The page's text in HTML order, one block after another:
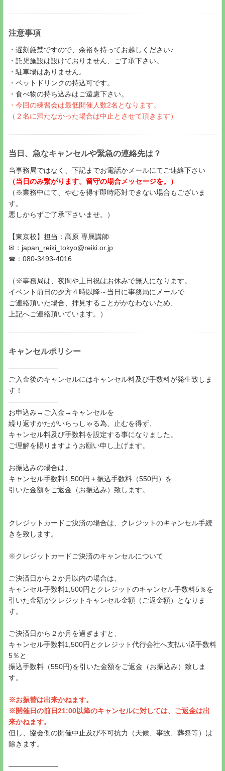
注意事項
・遅刻厳禁ですので、余裕を持ってお越しください♪
・託児施設は設けておりません、ご了承下さい。
・駐車場はありません。
・ペットドリンクの持込可です。
・食べ物の持ち込みはご遠慮下さい。
・今回の練習会は最低開催人数2名となります。
（２名に満たなかった場合は中止とさせて頂きます​​​​​）
当日、急なキャンセルや緊急の連絡先は？
当事務局ではなく、下記までお電話かメールにてご連絡下さい
（当日のみ繋がります。留守の場合メッセージを。）
（※業務中にて、やむを得ず即時応対できない場合もございま
す。
悪しからずご了承下さいませ。）
【東京校】担当：高原 専属講師
✉：japan_reiki_tokyo@reiki.or.jp
☎：080-3493-4016
（※事務局は、夜間や土日祝はお休みで無人になります。
イベント前日の夕方４時以降～当日に事務局にメールで
ご連絡頂いた場合、拝見することがかなわないため、
上記へご連絡頂いています。）
キャンセルポリシー
―――――――
ご入金後のキャンセルにはキャンセル料及び手数料が発生致しま
す！
―――――――
お申込み→ご入金→キャンセルを
繰り返すかたがいらっしゃる為、止むを得ず、
キャンセル料及び手数料を設定する事になりました。
ご理解を賜りますようお願い申し上げます。
お振込みの場合は、
キャンセル手数料1,500円＋振込手数料（550円）を
引いた金額をご返金（お振込み）致します。
クレジットカードご決済の場合は、クレジットのキャンセル手続
きを致します。
※クレジットカードご決済のキャンセルについて
ご決済日から２か月以内の場合は、
キャンセル手数料1,500円とクレジットのキャンセル手数料5％を
引いた金額がクレジットキャンセル金額（ご返金額）となりま
す。
ご決済日から２か月を過ぎますと、
キャンセル手数料1,500円とクレジット代行会社へ支払い済手数料
5％と
振込手数料（550円)を引いた金額をご返金（お振込み）致しま
す。
※お振替は出来かねます。
※開催日の前日21:00以降のキャンセルに対しては、ご返金は出
来かねます。
但し、協会側の開催中止及び不可抗力（天候、事故、葬祭等）は
除きます。
―――――――